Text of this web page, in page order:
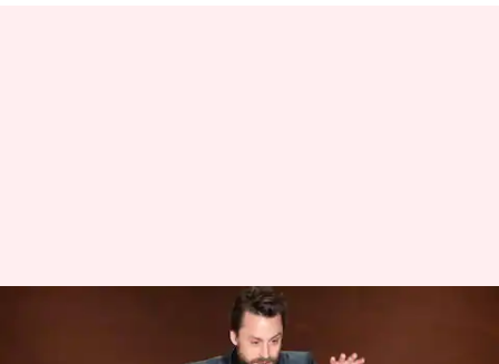
ஆஸ்கார் 2025: சிறந்த
துணை நடிகருக்கான